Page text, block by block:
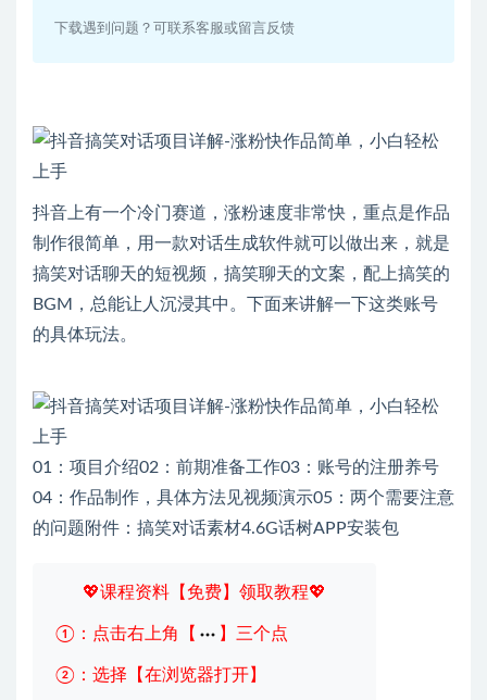
下载遇到问题？可联系客服或留言反馈
抖音上有一个冷门赛道，涨粉速度非常快，重点是作品
制作很简单，用一款对话生成软件就可以做出来，就是
搞笑对话聊天的短视频，搞笑聊天的文案，配上搞笑的
BGM，总能让人沉浸其中。下面来讲解一下这类账号
的具体玩法。
01：项目介绍02：前期准备工作03：账号的注册养号
04：作品制作，具体方法见视频演示05：两个需要注意
的问题附件：搞笑对话素材4.6G话树APP安装包
💖课程资料【免费】领取教程💖
①：点击右上角【 】三个点
②：选择【在浏览器打开】